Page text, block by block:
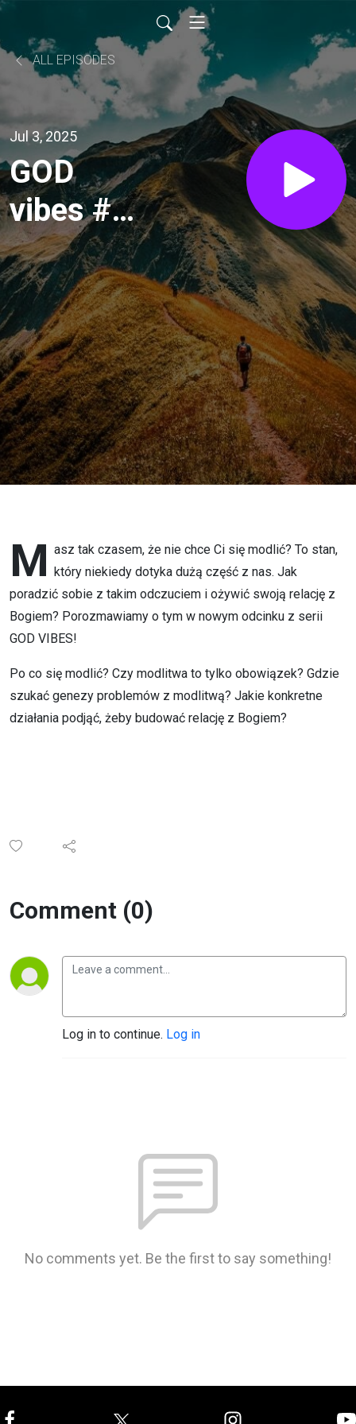
ALL EPISODES
Jul 3, 2025
GOD
vibes #22
| Co
zrobić,
kiedy nie
chce mi
się
modlić?
M asz tak czasem, że nie chce Ci się modlić? To stan,
który niekiedy dotyka dużą część z nas. Jak
poradzić sobie z takim odczuciem i ożywić swoją relację z
Bogiem? Porozmawiamy o tym w nowym odcinku z serii
GOD VIBES!
Po co się modlić? Czy modlitwa to tylko obowiązek? Gdzie
szukać genezy problemów z modlitwą? Jakie konkretne
działania podjąć, żeby budować relację z Bogiem?
Comment (0)
Log in to continue. Log in
No comments yet. Be the first to say something!